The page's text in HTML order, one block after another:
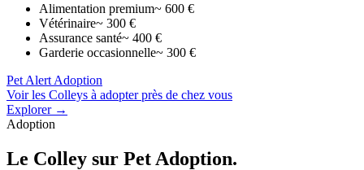
Alimentation premium~ 600 €
Vétérinaire~ 300 €
Assurance santé~ 400 €
Garderie occasionnelle~ 300 €
Pet Alert Adoption
Voir les Colleys à adopter près de chez vous
Explorer →
Adoption
Le Colley sur Pet Adoption.